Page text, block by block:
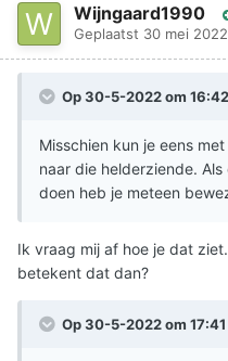
Wijngaard1990
Geplaatst 30 mei 2022
Op 30-5-2022 om
Misschien kun je eens
naar die helderziende.
doen heb je meteen
Ik vraag mij af hoe je dat
betekent dat dan?
Op 30-5-2022 om 17:41